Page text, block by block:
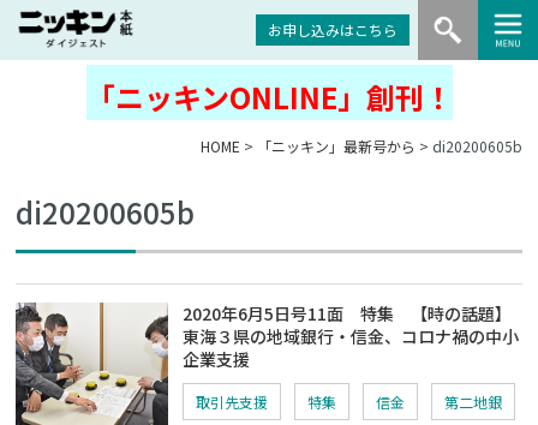
お申し込みはこちら
「ニッキンONLINE」創刊！
HOME > 「ニッキン」最新号から > di20200605b
di20200605b
2020年6月5日号11面 特集 【時の話題】
東海３県の地域銀行・信金、コロナ禍の中小
企業支援
取引先支援 特集 信金 第二地銀